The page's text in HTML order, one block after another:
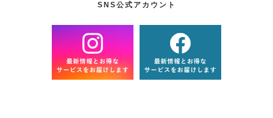
SNS公式アカウント